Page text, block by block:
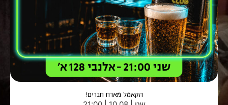
הקאמל מארח חברים!